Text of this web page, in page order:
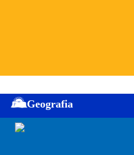
Geografia